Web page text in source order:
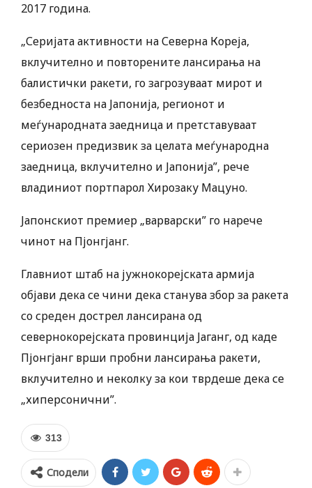
2017 година.
„Серијата активности на Северна Кореја,
вклучително и повторените лансирања на
балистички ракети, го загрозуваат мирот и
безбедноста на Јапонија, регионот и
меѓународната заедница и претставуваат
сериозен предизвик за целата меѓународна
заедница, вклучително и Јапонија”, рече
владиниот портпарол Хирозаку Мацуно.
Јапонскиот премиер „варварски” го нарече
чинот на Пјонгјанг.
Главниот штаб на јужнокорејската армија
објави дека се чини дека станува збор за ракета
со среден дострел лансирана од
севернокорејската провинција Јаганг, од каде
Пјонгјанг врши пробни лансирања ракети,
вклучително и неколку за кои тврдеше дека се
„хиперсонични”.
313
Сподели